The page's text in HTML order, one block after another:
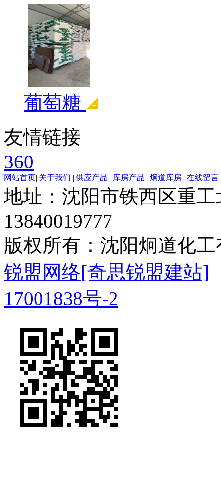
葡萄糖
友情链接
360
网站首页| 关于我们 | 供应产品 | 库房产品 | 炯道库房 | 在线留言
地址：沈阳市铁西区重
13840019777
版权所有：沈阳炯道
锐盟网络[奇思锐盟建站]
17001838号-2